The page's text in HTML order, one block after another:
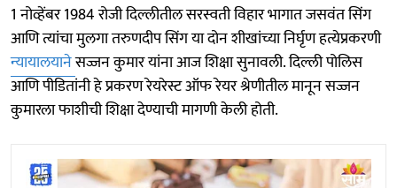
1 नोव्हेंबर 1984 रोजी दिल्लीतील सरस्वती विहार भागात जसवंत सिंग
आणि त्यांचा मुलगा तरुणदीप सिंग या दोन शीखांच्या निर्घृण हत्येप्रकरणी
न्यायालयानेसज्जन कुमार यांना आज शिक्षा सुनावली. दिल्ली पोलिस
आणि पीडितांनी हे प्रकरण रेयरेस्ट ऑफ रेयर श्रेणीतील मानून सज्जन
कुमारला फाशीची शिक्षा देण्याची मागणी केली होती.